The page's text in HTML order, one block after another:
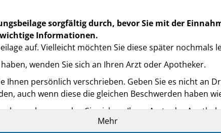
sorgfältig durch, bevor Sie mit der
Informationen.
auf. Vielleicht möchten Sie diese später nochmals
wenden Sie sich an Ihren Arzt oder Apotheker.
Ihnen persönlich verschrieben. Geben Sie es nicht an
auch wenn diese die gleichen Beschwerden haben
bemerken, wenden Sie sich an Ihren Arzt oder
in dieser Packungsbeilage angegeben sind. Siehe
Mehr